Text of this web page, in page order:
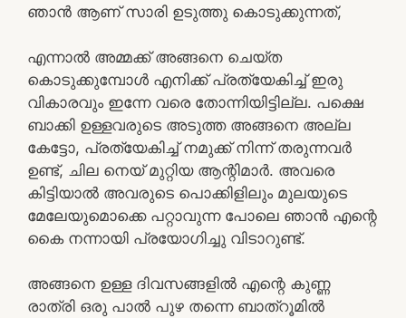
ഞാൻ ആണ് സാരി ഉടുത്തു കൊടുക്കുന്നത്,
എന്നാൽ അമ്മക്ക് അങ്ങനെ ചെയ്ത
കൊടുക്കുമ്പോൾ എനിക്ക് പ്രത്യേകിച്ച് ഇരു
വികാരവും ഇന്നേ വരെ തോന്നിയിട്ടില്ല. പക്ഷെ
ബാക്കി ഉള്ളവരുടെ അടുത്ത അങ്ങനെ അല്ല
കേട്ടോ, പ്രത്യേകിച്ച് നമുക്ക് നിന്ന് തരുന്നവർ
ഉണ്ട്, ചില നെയ് മുറ്റിയ ആന്റിമാർ. അവരെ
കിട്ടിയാൽ അവരുടെ പൊക്കിളിലും മുലയുടെ
മേലേയുമൊക്കെ പറ്റാവുന്ന പോലെ ഞാൻ എന്റെ
കൈ നന്നായി പ്രയോഗിച്ചു വിടാറുണ്ട്.
അങ്ങനെ ഉള്ള ദിവസങ്ങളിൽ എന്റെ കുണ്ണ
രാത്രി ഒരു പാൽ പുഴ തന്നെ ബാത്‌റൂമിൽ